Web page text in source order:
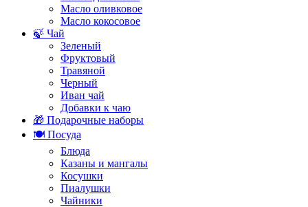
Масло оливковое
Масло кокосовое
🍃 Чай
Зеленый
Фруктовый
Травяной
Черный
Иван чай
Добавки к чаю
🎁 Подарочные наборы
🍽️ Посуда
Блюда
Казаны и мангалы
Косушки
Пиалушки
Чайники